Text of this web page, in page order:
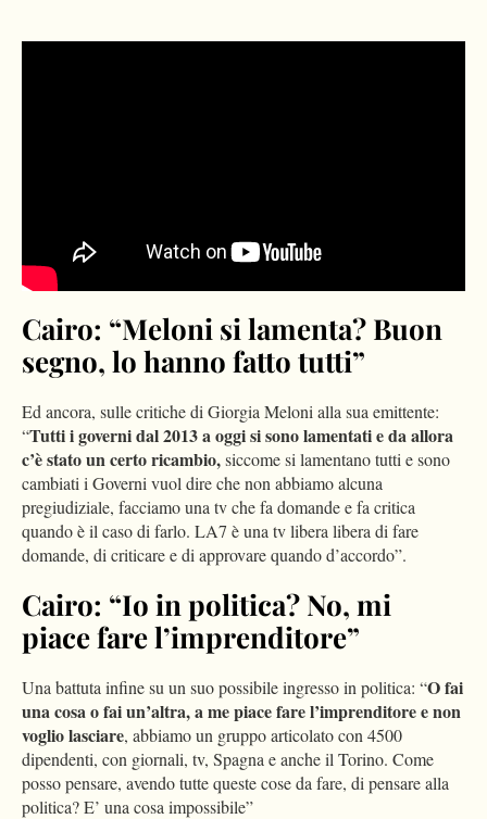
Cairo: “Meloni si lamenta? Buon
segno, lo hanno fatto tutti”
Ed ancora, sulle critiche di Giorgia Meloni alla sua emittente:
“Tutti i governi dal 2013 a oggi si sono lamentati e da allora
c’è stato un certo ricambio,siccome si lamentano tutti e sono
cambiati i Governi vuol dire che non abbiamo alcuna
pregiudiziale, facciamo una tv che fa domande e fa critica
quando è il caso di farlo. LA7 è una tv libera libera di fare
domande, di criticare e di approvare quando d’accordo”.
Cairo: “Io in politica? No, mi
piace fare l’imprenditore”
Una battuta infine su un suo possibile ingresso in politica: “O fai
una cosa o fai un’altra, a me piace fare l’imprenditore e non
voglio lasciare, abbiamo un gruppo articolato con 4500
dipendenti, con giornali, tv, Spagna e anche il Torino. Come
posso pensare, avendo tutte queste cose da fare, di pensare alla
politica? E’ una cosa impossibile”